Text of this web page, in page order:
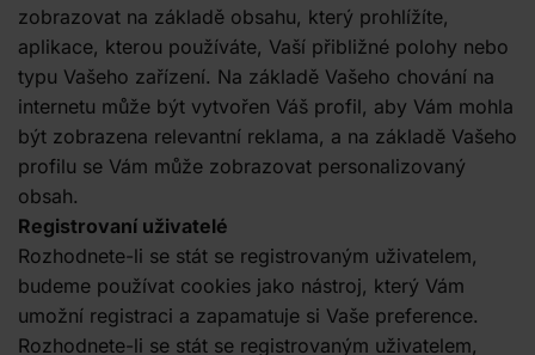
zobrazovat na základě obsahu, který prohlížíte,
aplikace, kterou používáte, Vaší přibližné polohy nebo
typu Vašeho zařízení. Na základě Vašeho chování na
internetu může být vytvořen Váš profil, aby Vám mohla
být zobrazena relevantní reklama, a na základě Vašeho
profilu se Vám může zobrazovat personalizovaný
obsah.
Registrovaní uživatelé
Rozhodnete-li se stát se registrovaným uživatelem,
budeme používat cookies jako nástroj, který Vám
umožní registraci a zapamatuje si Vaše preference.
Rozhodnete-li se stát se registrovaným uživatelem,